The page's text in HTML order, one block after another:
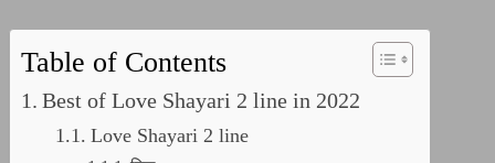
Table of Contents
Best of Love Shayari 2 line in 2022
Love Shayari 2 line